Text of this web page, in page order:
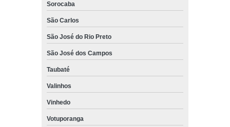
Sorocaba
São Carlos
São José do Rio Preto
São José dos Campos
Taubaté
Valinhos
Vinhedo
Votuporanga